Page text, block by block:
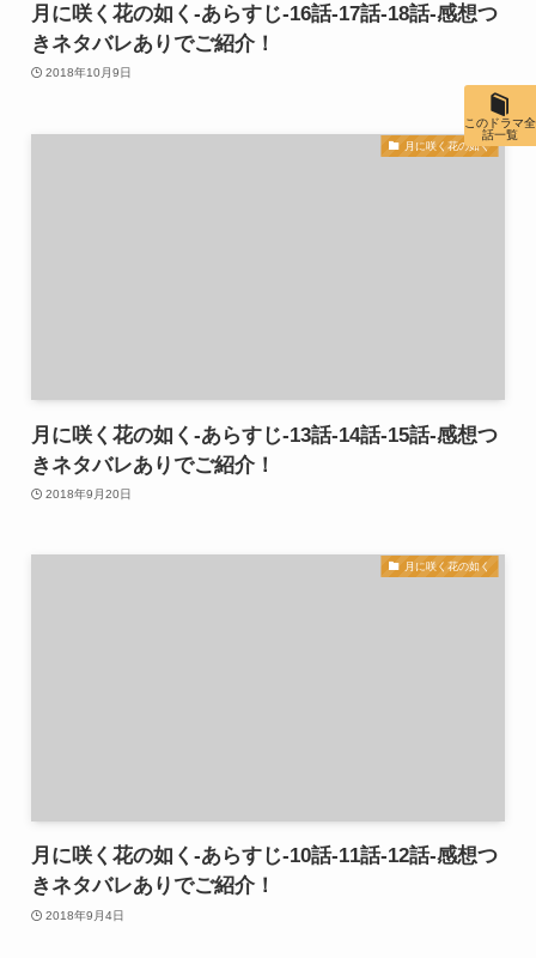
月に咲く花の如く-あらすじ-16話-17話-18話-感想つ
きネタバレありでご紹介！
2018年10月9日
月に咲く花の如く
月に咲く花の如く-あらすじ-13話-14話-15話-感想つ
きネタバレありでご紹介！
2018年9月20日
月に咲く花の如く
月に咲く花の如く-あらすじ-10話-11話-12話-感想つ
きネタバレありでご紹介！
2018年9月4日
このドラマ全
話一覧